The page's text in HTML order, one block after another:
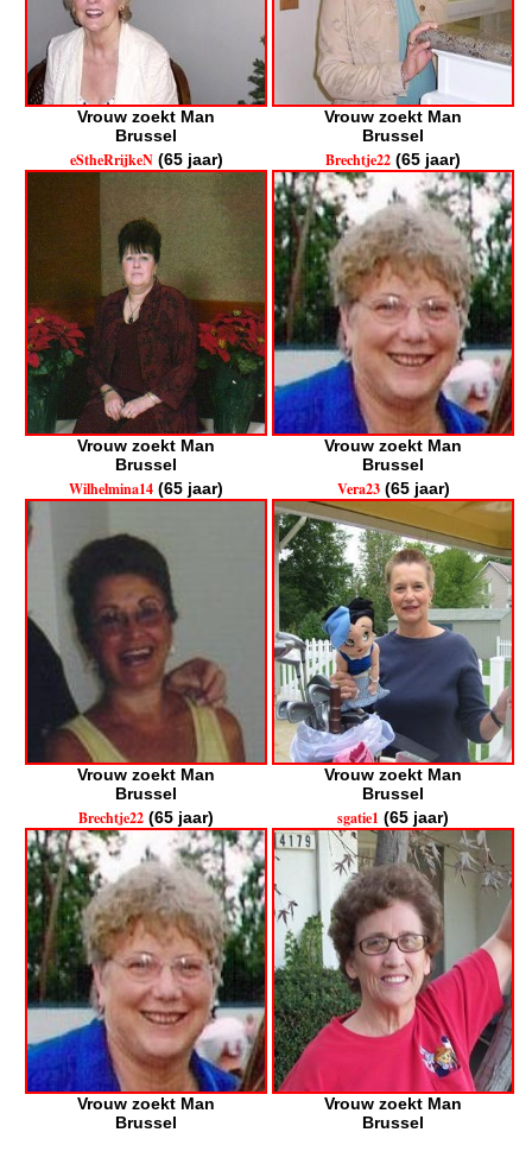
Vrouw zoekt Man
Brussel
Vrouw zoekt Man
Brussel
eStheRrijkeN(65 jaar)
Vrouw zoekt Man
Brussel
Brechtje22 (65 jaar)
Vrouw zoekt Man
Brussel
Wilhelmina14 (65 jaar)
Vrouw zoekt Man
Brussel
Vera23(65 jaar)
Vrouw zoekt Man
Brussel
Brechtje22 (65 jaar)
Vrouw zoekt Man
Brussel
sgatie1 (65 jaar)
Vrouw zoekt Man
Brussel